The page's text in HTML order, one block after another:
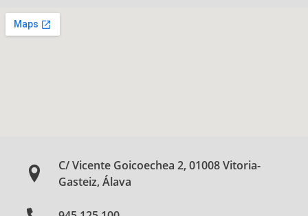
C/ Vicente Goicoechea 2, 01008 Vitoria-
Gasteiz, Álava